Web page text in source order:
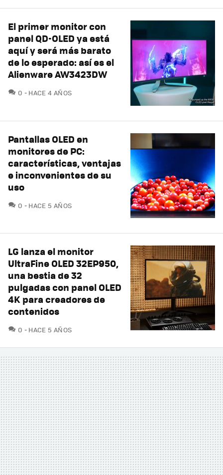
El primer monitor con
panel QD-OLED ya está
aquí y será más barato
de lo esperado: así es el
Alienware AW3423DW
0 COMENTARIOS
HACE 4 AÑOS
Pantallas OLED en
monitores de PC:
características, ventajas
e inconvenientes de su
uso
0 COMENTARIOS
HACE 5 AÑOS
LG lanza el monitor
UltraFine OLED 32EP950,
una bestia de 32
pulgadas con panel OLED
4K para creadores de
contenidos
0 COMENTARIOS
HACE 5 AÑOS